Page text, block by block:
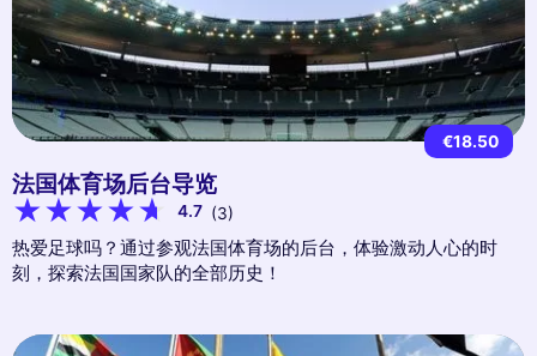
€18.50
法国体育场后台导览
4.7 (3)
热爱足球吗？通过参观法国体育场的后台，体验激动人心的时
刻，探索法国国家队的全部历史！